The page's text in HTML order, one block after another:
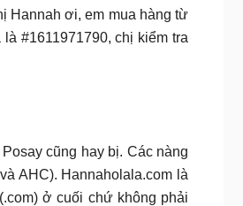
Hannah ơi, em mua hàng từ
#1611971790, chị kiểm tra
cũng hay bị. Các nàng
AHC). Hannaholala.com là
ở cuối chứ không phải